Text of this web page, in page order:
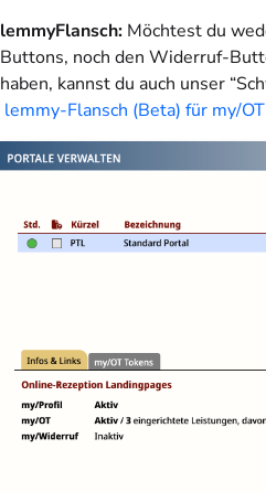
lemmyFlansch: Möchtest du
Buttons, noch den Widerruf-
haben, kannst du auch unser
lemmy-Flansch (Beta) für my/OT